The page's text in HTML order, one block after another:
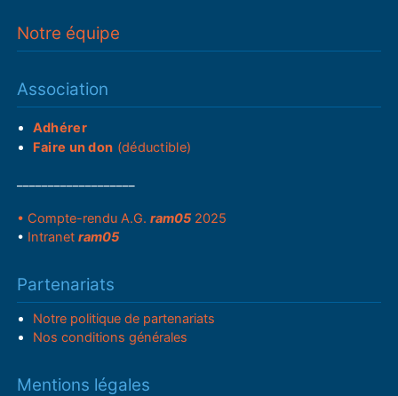
Notre équipe
Association
Adhérer
Faire un don (déductible)
• Compte-rendu A.G.ram05 2025
• Intranetram05
Partenariats
Notre politique de partenariats
Nos conditions générales
Mentions légales